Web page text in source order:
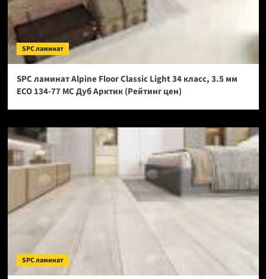
SPC ламинат
SPC ламинат Alpine Floor Classic Light 34 класс, 3.5 мм
ECO 134-77 МС Дуб Арктик (Рейтинг цен)
SPC ламинат